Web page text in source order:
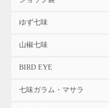
ゆず七味
山椒七味
BIRD EYE
七味ガラム・マサラ